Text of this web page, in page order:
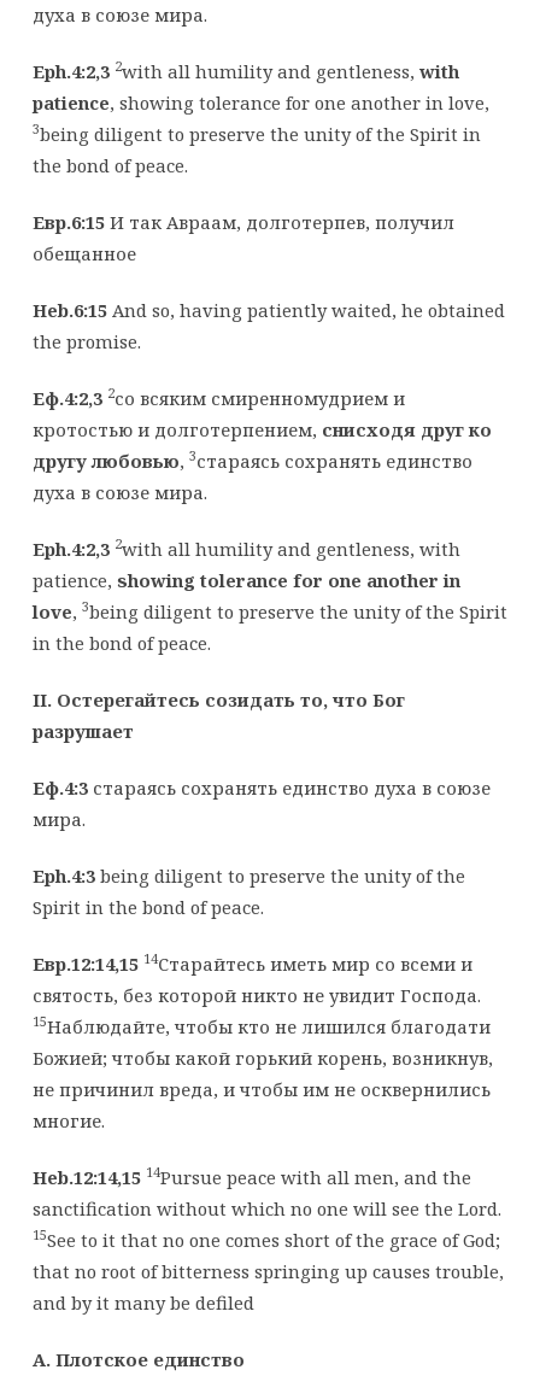
духа в союзе мира.
Eph.4:2,3 2with all humility and gentleness, with
patience, showing tolerance for one another in love,
3being diligent to preserve the unity of the Spirit in
the bond of peace.
Евр.6:15И так Авраам, долготерпев, получил
обещанное
Heb.6:15And so, having patiently waited, he obtained
the promise.
Еф.4:2,3 2со всяким смиренномудрием и
кротостью и долготерпением, снисходя друг ко
другу любовью, 3стараясь сохранять единство
духа в союзе мира.
Eph.4:2,3 2with all humility and gentleness, with
patience, showing tolerance for one another in
love, 3being diligent to preserve the unity of the Spirit
in the bond of peace.
II. Остерегайтесь созидать то, что Бог
разрушает
Еф.4:3 стараясь сохранять единство духа в союзе
мира.
Eph.4:3being diligent to preserve the unity of the
Spirit in the bond of peace.
Евр.12:14,15 14Старайтесь иметь мир со всеми и
святость, без которой никто не увидит Господа.
15Наблюдайте, чтобы кто не лишился благодати
Божией; чтобы какой горький корень, возникнув,
не причинил вреда, и чтобы им не осквернились
многие.
Heb.12:14,15 14Pursue peace with all men, and the
sanctification without which no one will see the Lord.
15See to it that no one comes short of the grace of God;
that no root of bitterness springing up causes trouble,
and by it many be defiled
A. Плотское единство